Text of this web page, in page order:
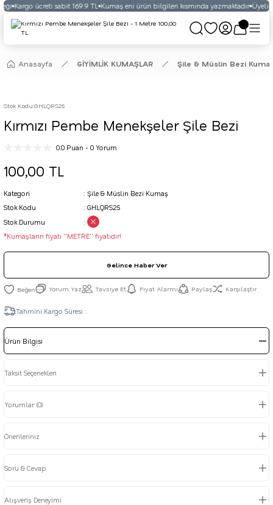
Kargo ücreti sabit 169.9 TL Kumaş eni ürün bilgileri kısmında yazmaktadır Üyelikli
Anasayfa GİYİMLİK KUMAŞLAR Şile & Müslin Bezi Kumaş
Stok Kodu:GHLQRS25
Kırmızı Pembe Menekşeler Şile Bezi
0.0 Puan - 0 Yorum
100,00 TL
Kategori
Şile & Müslin Bezi Kumaş
Stok Kodu
GHLQRS25
Stok Durumu
*Kumaşların fiyatı ''METRE'' fiyatıdır!
Gelince Haber Ver
Yorum Yaz Tavsiye Et Fiyat Alarmı Paylaş Karşılaştır
Tahmini Kargo Süresi :
Ürün Bilgisi
Taksit Seçenekleri
Yorumlar (0)
Önerileriniz
Soru & Cevap
Alışveriş Deneyimi